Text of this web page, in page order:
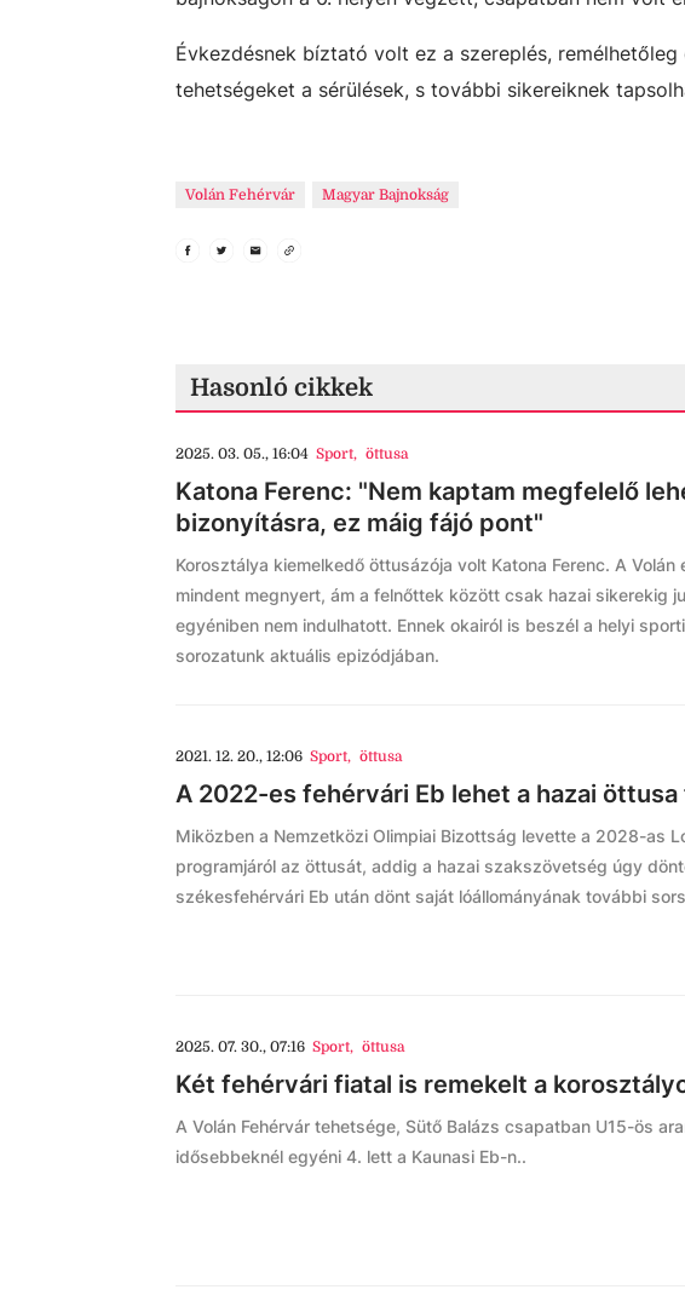
Évkezdésnek bíztató volt ez a szereplés,
tehetségeket a sérülések, s további sikereiknek
Volán Fehérvár Magyar Bajnokság
Hasonló cikkek
2025. 03. 05., 16:04 Sport, öttusa
Katona Ferenc: "Nem kaptam megfelelő
bizonyításra, ez máig fájó pont"
Korosztálya kiemelkedő öttusázója volt Katona Ferenc. A
mindent megnyert, ám a felnőttek között csak hazai sikerekig
egyéniben nem indulhatott. Ennek okairól is beszél a helyi
sorozatunk aktuális epizódjában.
2021. 12. 20., 12:06 Sport, öttusa
A 2022-es fehérvári Eb lehet a hazai
Miközben a Nemzetközi Olimpiai Bizottság levette a 2028-as
programjáról az öttusát, addig a hazai szakszövetség úgy
székesfehérvári Eb után dönt saját lóállományának további
2025. 07. 30., 07:16 Sport, öttusa
Két fehérvári fiatal is remekelt a
A Volán Fehérvár tehetsége, Sütő Balázs csapatban U15-ös
idősebbeknél egyéni 4. lett a Kaunasi Eb-n..